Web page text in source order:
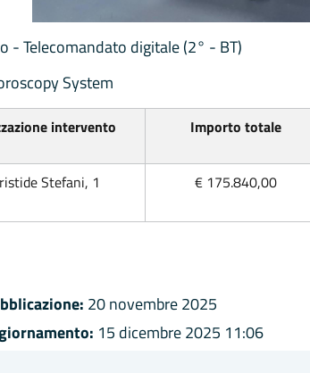
- Telecomandato digitale (2° - BT)
System
intervento Importo totale
Stefani, 1
€ 175.840,00
20 novembre 2025
15 dicembre 2025 11:06